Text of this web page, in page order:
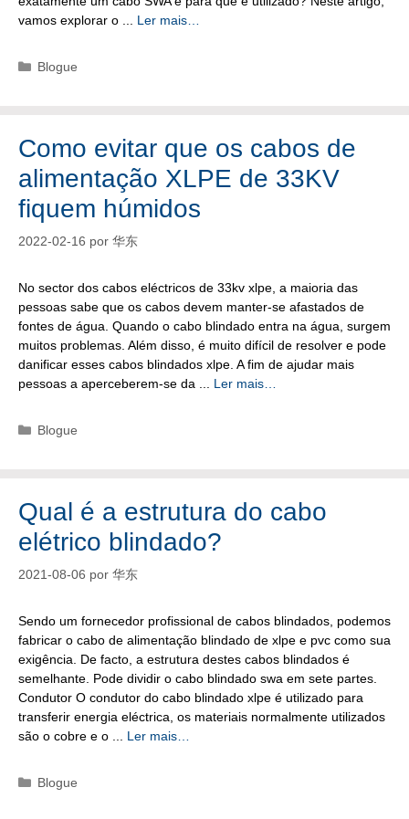
vamos explorar o ... Ler mais…
Categorias
Blogue
Como evitar que os cabos de
alimentação XLPE de 33KV
fiquem húmidos
2022-02-16 por 华东
No sector dos cabos eléctricos de 33kv xlpe, a maioria das
pessoas sabe que os cabos devem manter-se afastados de
fontes de água. Quando o cabo blindado entra na água, surgem
muitos problemas. Além disso, é muito difícil de resolver e pode
danificar esses cabos blindados xlpe. A fim de ajudar mais
pessoas a aperceberem-se da ... Ler mais…
Categorias
Blogue
Qual é a estrutura do cabo
elétrico blindado?
2021-08-06 por 华东
Sendo um fornecedor profissional de cabos blindados, podemos
fabricar o cabo de alimentação blindado de xlpe e pvc como sua
exigência. De facto, a estrutura destes cabos blindados é
semelhante. Pode dividir o cabo blindado swa em sete partes.
Condutor O condutor do cabo blindado xlpe é utilizado para
transferir energia eléctrica, os materiais normalmente utilizados
são o cobre e o ... Ler mais…
Categorias
Blogue